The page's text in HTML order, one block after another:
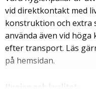
vid direktkontakt med
konstruktion och extra
använda även vid
efter transport. Läs
på hemsidan.